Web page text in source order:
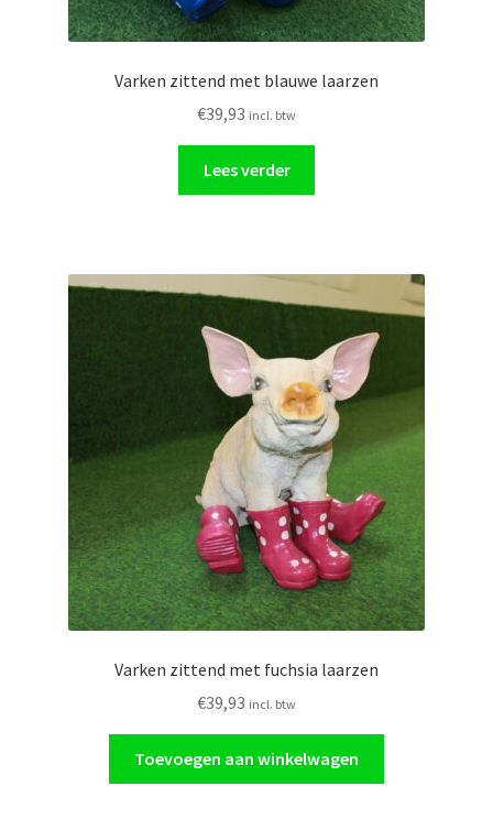
Varken zittend met blauwe laarzen
€39,93 incl. btw
Lees verder
Varken zittend met fuchsia laarzen
€39,93 incl. btw
Toevoegen aan winkelwagen